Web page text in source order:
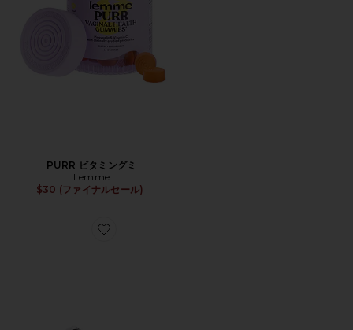
PURR ビタミングミ
Lemme
$30 (ファイナルセール)
Favorite GEL-1130 スニーカー